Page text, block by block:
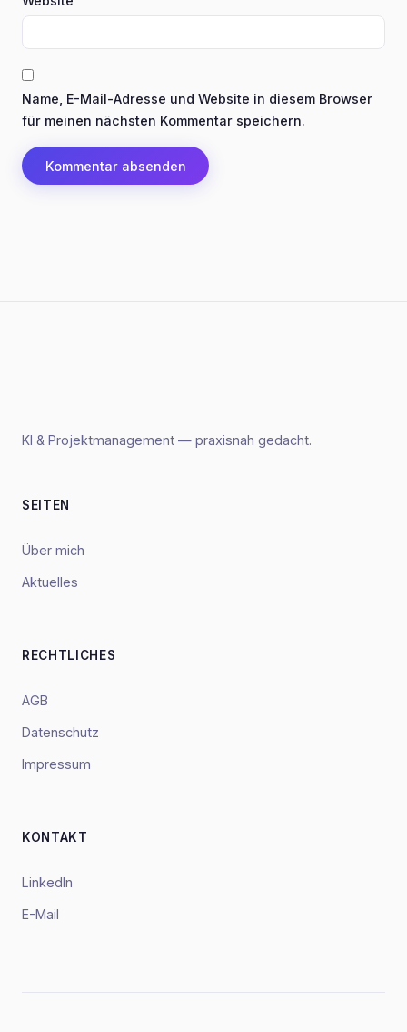
Name, E-Mail-Adresse und Website in diesem Browser
für meinen nächsten Kommentar speichern.
KI & Projektmanagement — praxisnah gedacht.
SEITEN
Über mich
Aktuelles
RECHTLICHES
AGB
Datenschutz
Impressum
KONTAKT
LinkedIn
E-Mail